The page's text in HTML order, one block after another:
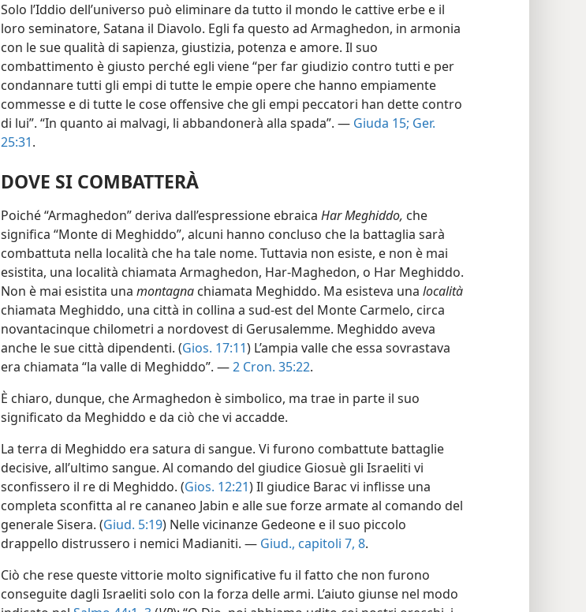
Solo l’Iddio dell’universo può eliminare da tutto il mondo le cattive erbe e il
loro seminatore, Satana il Diavolo. Egli fa questo ad Armaghedon, in armonia
con le sue qualità di sapienza, giustizia, potenza e amore. Il suo
combattimento è giusto perché egli viene “per far giudizio contro tutti e per
condannare tutti gli empi di tutte le empie opere che hanno empiamente
commesse e di tutte le cose offensive che gli empi peccatori han dette contro
di lui”. “In quanto ai malvagi, li abbandonerà alla spada”. — Giuda 15; Ger.
25:31.
DOVE SI COMBATTERÀ
Poiché “Armaghedon” deriva dall’espressione ebraica Har Meghiddo, che
significa “Monte di Meghiddo”, alcuni hanno concluso che la battaglia sarà
combattuta nella località che ha tale nome. Tuttavia non esiste, e non è mai
esistita, una località chiamata Armaghedon, Har-Maghedon, o Har Meghiddo.
Non è mai esistita una montagna chiamata Meghiddo. Ma esisteva una località
chiamata Meghiddo, una città in collina a sud-est del Monte Carmelo, circa
novantacinque chilometri a nordovest di Gerusalemme. Meghiddo aveva
anche le sue città dipendenti. (Gios. 17:11) L’ampia valle che essa sovrastava
era chiamata “la valle di Meghiddo”. —2 Cron. 35:22.
È chiaro, dunque, che Armaghedon è simbolico, ma trae in parte il suo
significato da Meghiddo e da ciò che vi accadde.
La terra di Meghiddo era satura di sangue. Vi furono combattute battaglie
decisive, all’ultimo sangue. Al comando del giudice Giosuè gli Israeliti vi
sconfissero il re di Meghiddo. (Gios. 12:21) Il giudice Barac vi inflisse una
completa sconfitta al re cananeo Jabin e alle sue forze armate al comando del
generale Sisera. (Giud. 5:19) Nelle vicinanze Gedeone e il suo piccolo
drappello distrussero i nemici Madianiti. — Giud., capitoli 7, 8.
Ciò che rese queste vittorie molto significative fu il fatto che non furono
conseguite dagli Israeliti solo con la forza delle armi. L’aiuto giunse nel modo